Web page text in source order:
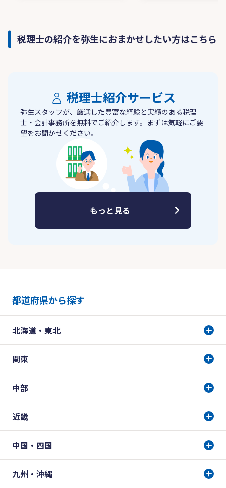
税理士の紹介を弥生におまかせしたい方はこちら
税理士紹介サービス
弥生スタッフが、厳選した豊富な経験と実績のある税理
士・会計事務所を無料でご紹介します。まずは気軽にご要
望をお聞かせください。
もっと見る
都道府県から探す
北海道・東北
関東
中部
近畿
中国・四国
九州・沖縄